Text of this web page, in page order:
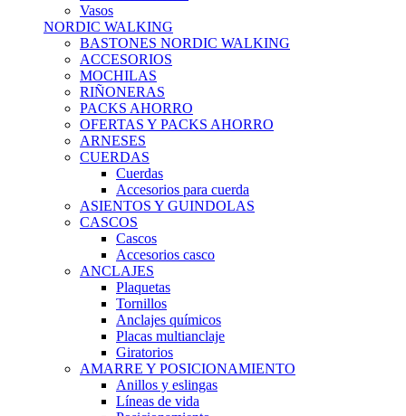
Vasos
NORDIC WALKING
BASTONES NORDIC WALKING
ACCESORIOS
MOCHILAS
RIÑONERAS
PACKS AHORRO
OFERTAS Y PACKS AHORRO
ARNESES
CUERDAS
Cuerdas
Accesorios para cuerda
ASIENTOS Y GUINDOLAS
CASCOS
Cascos
Accesorios casco
ANCLAJES
Plaquetas
Tornillos
Anclajes químicos
Placas multianclaje
Giratorios
AMARRE Y POSICIONAMIENTO
Anillos y eslingas
Líneas de vida